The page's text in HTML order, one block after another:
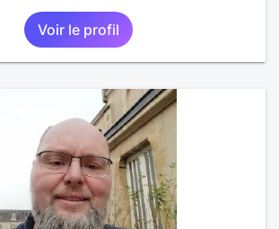
Voir le profil